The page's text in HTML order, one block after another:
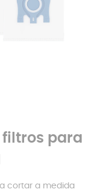
filtros para
cortar a medida